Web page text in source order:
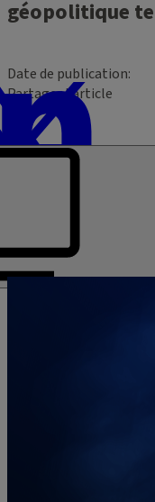
géopolitique
Date de publication
Partager l’article